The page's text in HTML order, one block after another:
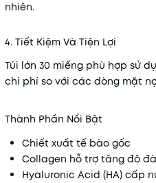
nhiên.
4. Tiết Kiệm Và Tiện Lợi
Túi lớn 30 miếng phù hợp sử
chi phí so với các dòng mặt
Thành Phần Nổi Bật
Chiết xuất tế bào gốc
Collagen hỗ trợ tăng độ
Hyaluronic Acid (HA) cấp